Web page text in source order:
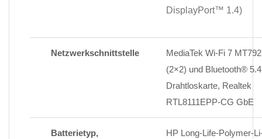
DisplayPort™ 1.4)
Netzwerkschnittstelle
MediaTek Wi-Fi 7
(2×2) und Bluetooth® 5.4
Drahtloskarte, Realtek
RTL8111EPP-CG GbE
Batterietyp,
HP Long-Life-Polymer-